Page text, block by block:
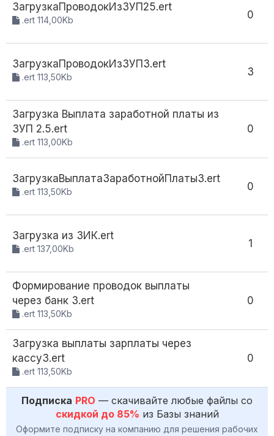
ЗагрузкаПроводокИзЗУП25.ert
.ert 114,00Kb 0
ЗагрузкаПроводокИзЗУП3.ert
.ert 113,50Kb 3
Загрузка Выплата заработной платы из
ЗУП 2.5.ert
.ert 113,00Kb
0
ЗагрузкаВыплатаЗаработнойПлаты3.ert
.ert 113,50Kb 0
Загрузка из ЗИК.ert
.ert 137,00Kb 1
Формирование проводок выплаты
через банк 3.ert
.ert 113,50Kb
0
Загрузка выплаты зарплаты через
кассу3.ert
.ert 113,50Kb
0
Подписка PRO — скачивайте любые файлы со
скидкой до 85% из Базы знаний
Оформите подписку на компанию для решения рабочих